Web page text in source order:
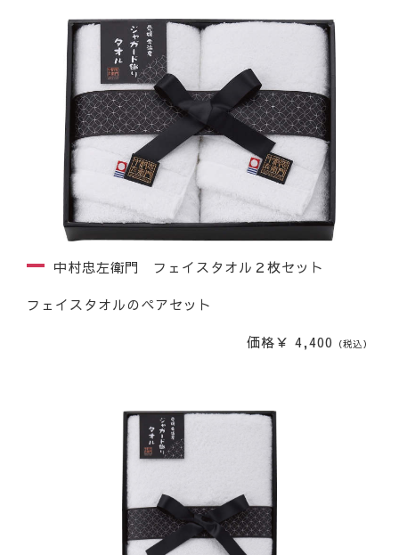
中村忠左衛門 フェイスタオル２枚セット
フェイスタオルのペアセット
価格￥ 4,400 （税込）